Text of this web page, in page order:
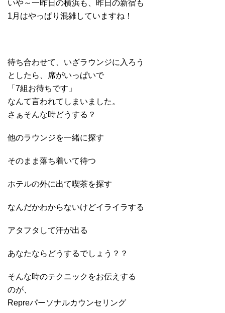
いや～一昨日の横浜も、昨日の新宿も
1月はやっぱり混雑していますね！
待ち合わせて、いざラウンジに入ろう
としたら、席がいっぱいで
「7組お待ちです」
なんて言われてしまいました。
さぁそんな時どうする？
他のラウンジを一緒に探す
そのまま落ち着いて待つ
ホテルの外に出て喫茶を探す
なんだかわからないけどイライラする
アタフタして汗が出る
あなたならどうするでしょう？？
そんな時のテクニックをお伝えする
のが、
Repreパーソナルカウンセリング